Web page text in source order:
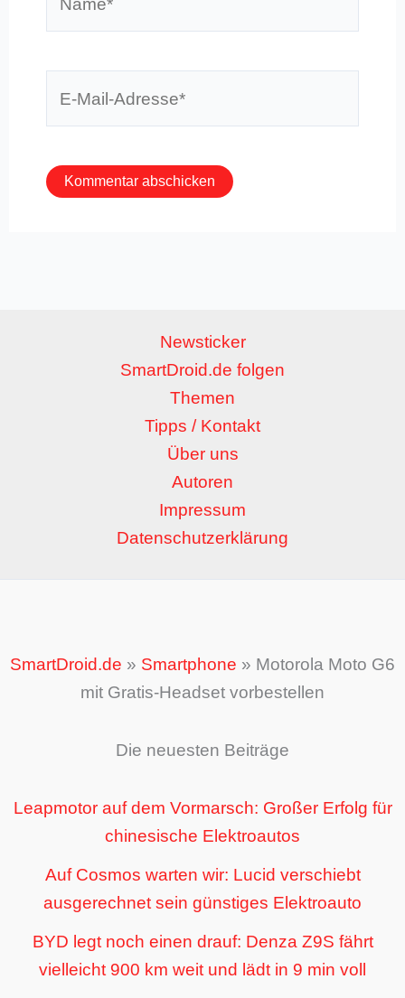
Newsticker
SmartDroid.de folgen
Themen
Tipps / Kontakt
Über uns
Autoren
Impressum
Datenschutzerklärung
SmartDroid.de » Smartphone » Motorola Moto G6
mit Gratis-Headset vorbestellen
Die neuesten Beiträge
Leapmotor auf dem Vormarsch: Großer Erfolg für
chinesische Elektroautos
Auf Cosmos warten wir: Lucid verschiebt
ausgerechnet sein günstiges Elektroauto
BYD legt noch einen drauf: Denza Z9S fährt
vielleicht 900 km weit und lädt in 9 min voll